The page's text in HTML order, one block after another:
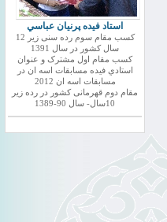
استاد فيده پرنيان عباسي
کسب مقام سوم رده سنی زیر 12
سال کشور در سال 1391
کسب مقام اول مشترک و عنوان
استادي فيده مسابقات اسه ان در
مسابقات اسه ان 2012
مقام دوم قهرمانی کشور در رده زیر
10سال- سال 90-1389